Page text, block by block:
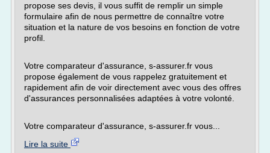
propose ses devis, il vous suffit de remplir un simple
formulaire afin de nous permettre de connaître votre
situation et la nature de vos besoins en fonction de votre
profil.
Votre comparateur d'assurance, s-assurer.fr vous
propose également de vous rappelez gratuitement et
rapidement afin de voir directement avec vous des offres
d'assurances personnalisées adaptées à votre volonté.
Votre comparateur d'assurance, s-assurer.fr vous...
Lire la suite